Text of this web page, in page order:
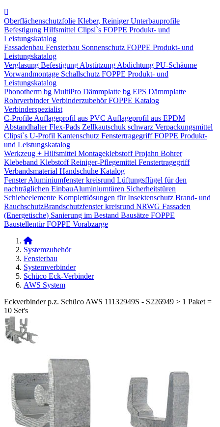
Oberflächenschutzfolie Kleber, Reiniger Unterbauprofile
Befestigung Hilfsmittel Clipsi`s FOPPE Produkt- und
Leistungskatalog
Fassadenbau Fensterbau Sonnenschutz FOPPE Produkt- und
Leistungskatalog
Verglasung Befestigung Abstützung Abdichtung PU-Schäume
Vorwandmontage Schallschutz FOPPE Produkt- und
Leistungskatalog
Phonotherm bg MultiPro Dämmplatte bg EPS Dämmplatte
Rohrverbinder Verbinderzubehör FOPPE Katalog
Verbinderspezialist
C-Profile Auflageprofil aus PVC Auflageprofil aus EPDM
Abstandhalter Flex-Pads Zellkautschuk schwarz Verpackungsmittel
Clipsi`s U-Profil Kantenschutz Fenstertragegriff FOPPE Produkt-
und Leistungskatalog
Werkzeug + Hilfsmittel Montageklebstoff Projahn Bohrer
Klebeband Klebstoff Reiniger-Pflegemittel Fenstertragegriff
Verbandsmaterial Handschuhe Katalog
Fenster Aluminiumfenster kreisrund Lüftungsflügel für den
nachträglichen Einbau​Aluminiumtüren Sicherheitstüren
Schiebeelemente Komplettlösungen für Insektenschutz Brand- und
Rauchschutz​Brandschutzfenster kreisrund NRWG Fassaden
(Energetische) Sanierung im Bestand Bausätze FOPPE
Baustellentür FOPPE Vorabzarge
Systemzubehör
Fensterbau
Systemverbinder
Schüco Eck-Verbinder
AWS System
Eckverbinder p.z. Schüco AWS 11132949S - S226949 > 1 Paket =
10 Set's